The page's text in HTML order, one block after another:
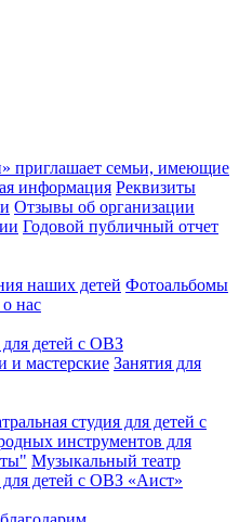
семьи, имеющие
информация Реквизиты
Отзывы об организации
Годовой публичный отчет
наших детей Фотоальбомы
нас
для детей с ОВЗ
и мастерские Занятия для
студия для детей с
инструментов для
Музыкальный театр
для детей с ОВЗ «Аист»